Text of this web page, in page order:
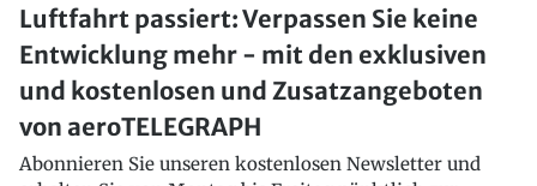
Luftfahrt passiert: Verpassen Sie keine
Entwicklung mehr - mit den exklusiven
und kostenlosen und Zusatzangeboten
von aeroTELEGRAPH
Abonnieren Sie unseren kostenlosen Newsletter und